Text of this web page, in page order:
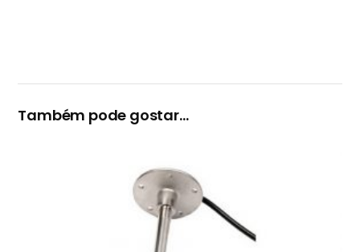
Também pode gostar…